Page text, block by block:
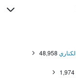
48,958
1,974